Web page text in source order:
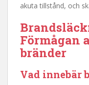
akuta tillstånd, och
Förmågan
bränder
Vad innebär